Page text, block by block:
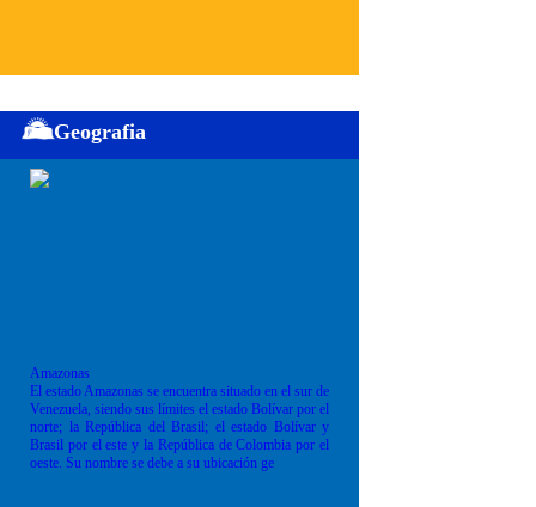
Geografia
Amazonas
El estado Amazonas se encuentra situado en el sur de
Venezuela, siendo sus límites el estado Bolívar por el
norte; la República del Brasil; el estado Bolívar y
Brasil por el este y la República de Colombia por el
oeste. Su nombre se debe a su ubicación ge